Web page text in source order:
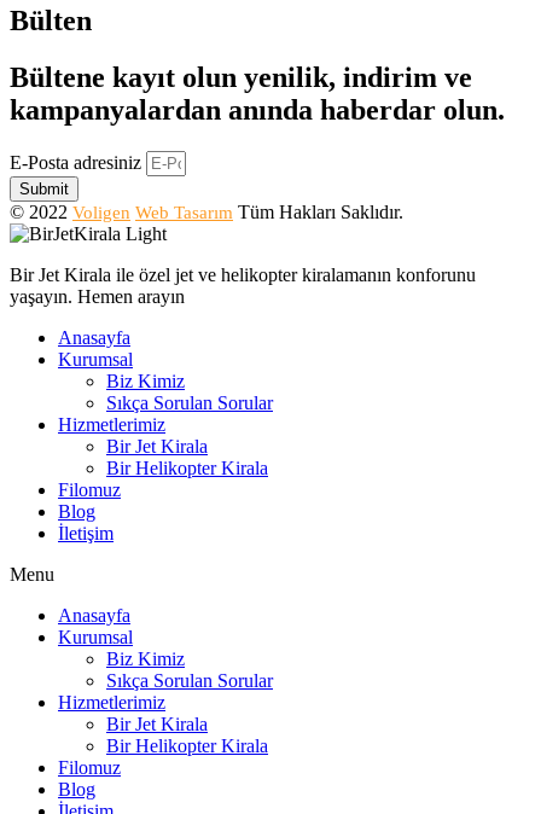
Bülten
Bültene kayıt olun yenilik, indirim ve
kampanyalardan anında haberdar olun.
E-Posta adresiniz
Submit
© 2022 Voligen Web Tasarım Tüm Hakları Saklıdır.
Bir Jet Kirala ile özel jet ve helikopter kiralamanın konforunu
yaşayın. Hemen arayın
Anasayfa
Kurumsal
Biz Kimiz
Sıkça Sorulan Sorular
Hizmetlerimiz
Bir Jet Kirala
Bir Helikopter Kirala
Filomuz
Blog
İletişim
Menu
Anasayfa
Kurumsal
Biz Kimiz
Sıkça Sorulan Sorular
Hizmetlerimiz
Bir Jet Kirala
Bir Helikopter Kirala
Filomuz
Blog